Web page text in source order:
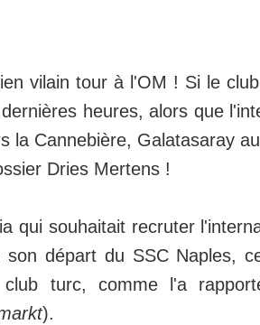
vilain tour à l'OM ! Si le
heures, alors que
la Cannebière, Galatasaray
Dries Mertens !
qui souhaitait recruter
départ du SSC Naples,
turc, comme l'a
).